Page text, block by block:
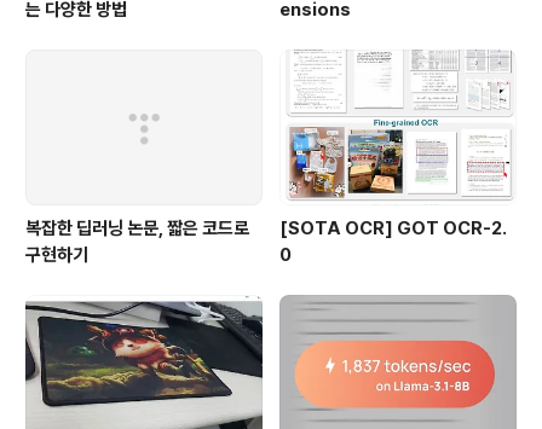
는 다양한 방법
ensions
복잡한 딥러닝 논문, 짧은 코드로
구현하기
[SOTA OCR] GOT OCR-2.
0